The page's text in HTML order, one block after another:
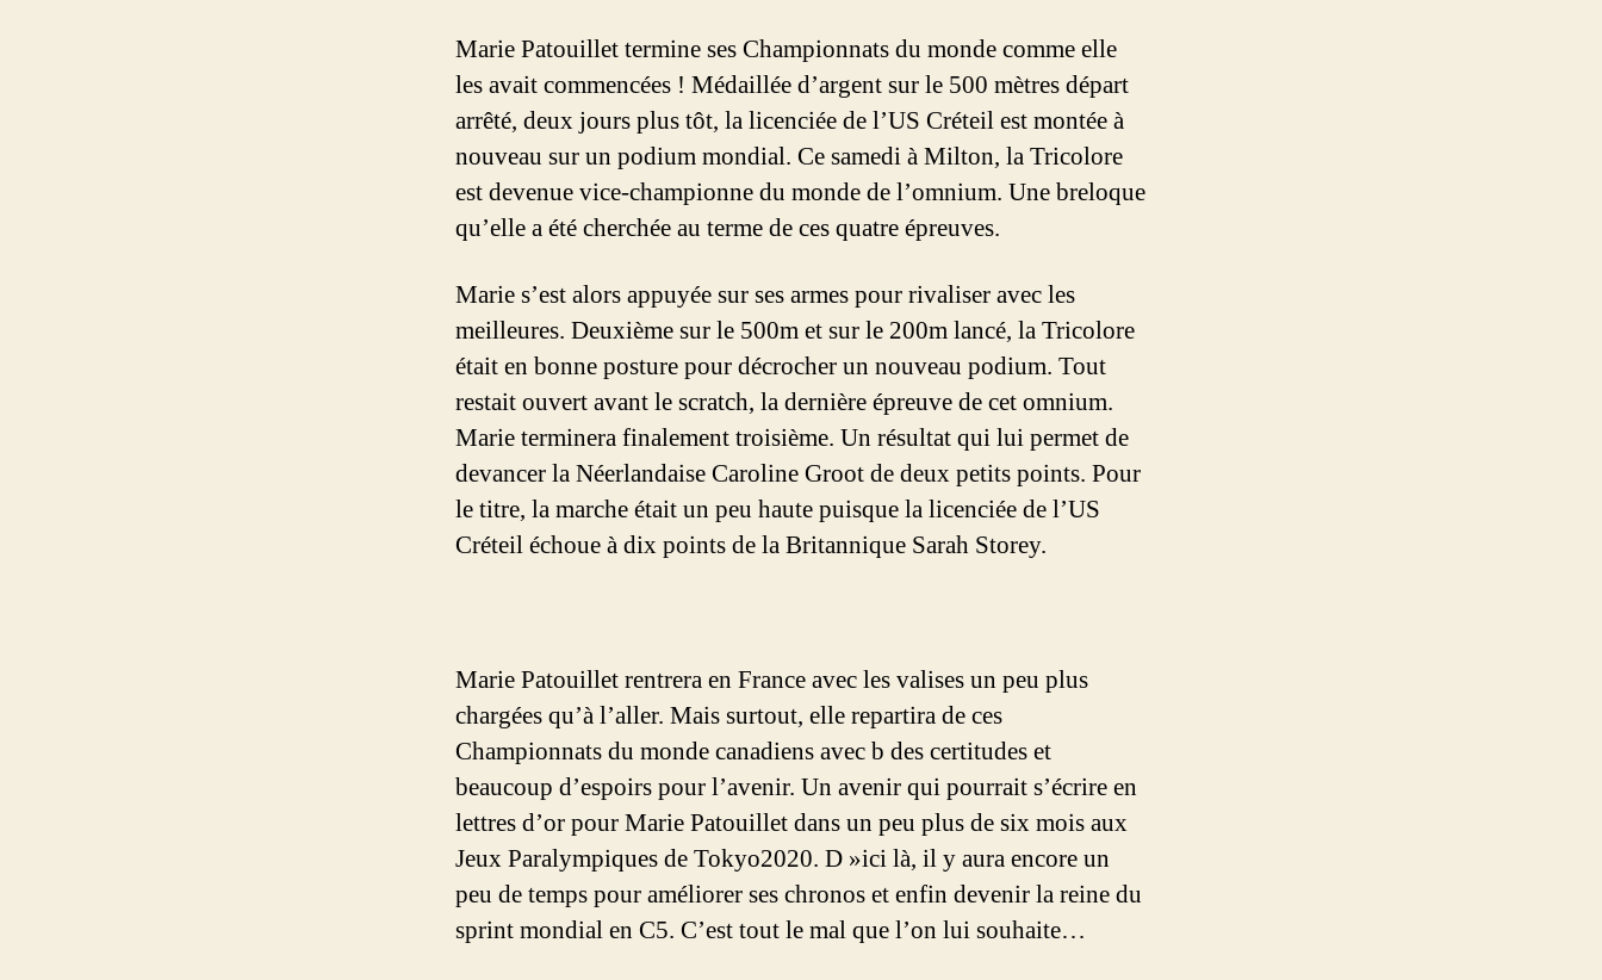
Marie Patouillet termine ses Championnats du monde comme elle
les avait commencées ! Médaillée d’argent sur le 500 mètres départ
arrêté, deux jours plus tôt, la licenciée de l’US Créteil est montée à
nouveau sur un podium mondial. Ce samedi à Milton, la Tricolore
est devenue vice-championne du monde de l’omnium. Une breloque
qu’elle a été cherchée au terme de ces quatre épreuves.
Marie s’est alors appuyée sur ses armes pour rivaliser avec les
meilleures. Deuxième sur le 500m et sur le 200m lancé, la Tricolore
était en bonne posture pour décrocher un nouveau podium. Tout
restait ouvert avant le scratch, la dernière épreuve de cet omnium.
Marie terminera finalement troisième. Un résultat qui lui permet de
devancer la Néerlandaise Caroline Groot de deux petits points. Pour
le titre, la marche était un peu haute puisque la licenciée de l’US
Créteil échoue à dix points de la Britannique Sarah Storey.
Marie Patouillet rentrera en France avec les valises un peu plus
chargées qu’à l’aller. Mais surtout, elle repartira de ces
Championnats du monde canadiens avec b des certitudes et
beaucoup d’espoirs pour l’avenir. Un avenir qui pourrait s’écrire en
lettres d’or pour Marie Patouillet dans un peu plus de six mois aux
Jeux Paralympiques de Tokyo2020. D »ici là, il y aura encore un
peu de temps pour améliorer ses chronos et enfin devenir la reine du
sprint mondial en C5. C’est tout le mal que l’on lui souhaite…